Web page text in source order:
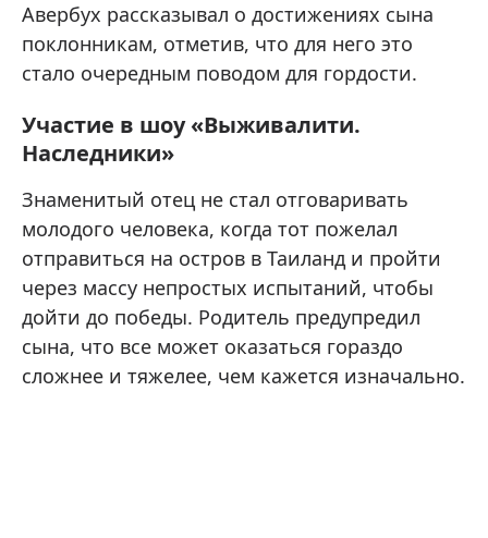
Авербух рассказывал о достижениях сына
поклонникам, отметив, что для него это
стало очередным поводом для гордости.
Участие в шоу «Выживалити.
Наследники»
Знаменитый отец не стал отговаривать
молодого человека, когда тот пожелал
отправиться на остров в Таиланд и пройти
через массу непростых испытаний, чтобы
дойти до победы. Родитель предупредил
сына, что все может оказаться гораздо
сложнее и тяжелее, чем кажется изначально.